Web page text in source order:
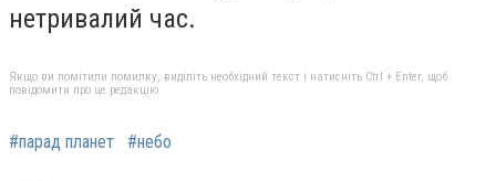
нетривалий час.
Якщо ви помітили помилку, виділіть необхідний текст і натисніть Ctrl + Enter, щоб
повідомити про це редакцію
#парад планет #небо